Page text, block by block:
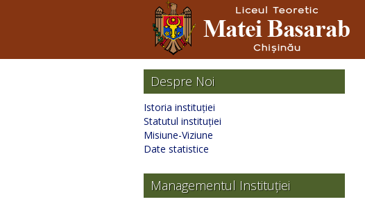
Despre Noi
Istoria instituției
Statutul instituției
Misiune-Viziune
Date statistice
Managementul Instituției